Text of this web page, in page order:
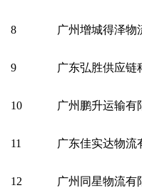
8 广州增城得泽物
9 广东弘胜供应链
10 广州鹏升运输有
11 广东佳实达物流
12 广州同星物流有